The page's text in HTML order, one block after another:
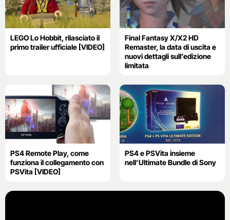
LEGO Lo Hobbit, rilasciato il
primo trailer ufficiale [VIDEO]
Final Fantasy X/X2 HD
Remaster, la data di uscita e
nuovi dettagli sull’edizione
limitata
PS4 Remote Play, come
funziona il collegamento con
PSVita [VIDEO]
PS4 e PSVita insieme
nell’Ultimate Bundle di Sony